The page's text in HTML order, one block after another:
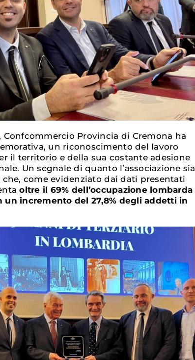
Confcommercio Provincia di Cremona ha
un riconoscimento del lavoro
il territorio e della sua costante adesione
Un segnale di quanto l’associazione sia
come evidenziato dai dati presentati
oltre il 69% dell’occupazione lombarda
un incremento del 27,8% degli addetti in